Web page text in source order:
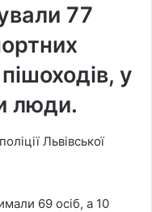
77
у
люди.
Львівської
69 осіб, а 10